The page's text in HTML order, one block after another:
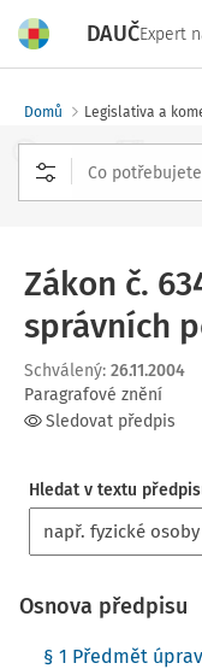
DAUČExpert
Domů Legislativa a
Zákon č.
správních
Schválený: 26.11.2004
Paragrafové znění
Sledovat předpis
Hledat v textu
Osnova předpisu
§ 1 Předmět